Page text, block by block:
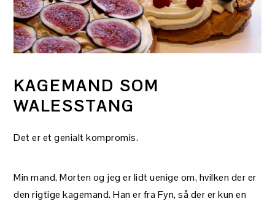
KAGEMAND SOM
WALESSTANG
Det er et genialt kompromis.
Min mand, Morten og jeg er lidt uenige om, hvilken der er
den rigtige kagemand. Han er fra Fyn, så der er kun en